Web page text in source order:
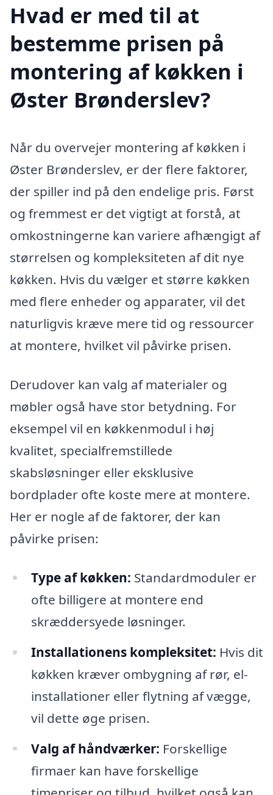
Hvad er med til at
bestemme prisen på
montering af køkken i
Øster Brønderslev?
Når du overvejer montering af køkken i
Øster Brønderslev, er der flere faktorer,
der spiller ind på den endelige pris. Først
og fremmest er det vigtigt at forstå, at
omkostningerne kan variere afhængigt af
størrelsen og kompleksiteten af dit nye
køkken. Hvis du vælger et større køkken
med flere enheder og apparater, vil det
naturligvis kræve mere tid og ressourcer
at montere, hvilket vil påvirke prisen.
Derudover kan valg af materialer og
møbler også have stor betydning. For
eksempel vil en køkkenmodul i høj
kvalitet, specialfremstillede
skabsløsninger eller eksklusive
bordplader ofte koste mere at montere.
Her er nogle af de faktorer, der kan
påvirke prisen:
Type af køkken: Standardmoduler er
ofte billigere at montere end
skræddersyede løsninger.
Installationens kompleksitet: Hvis dit
køkken kræver ombygning af rør, el-
installationer eller flytning af vægge,
vil dette øge prisen.
Valg af håndværker: Forskellige
firmaer kan have forskellige